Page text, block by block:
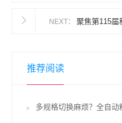
NEXT： 聚焦第115届
推荐阅读
多规格切换麻烦？全自